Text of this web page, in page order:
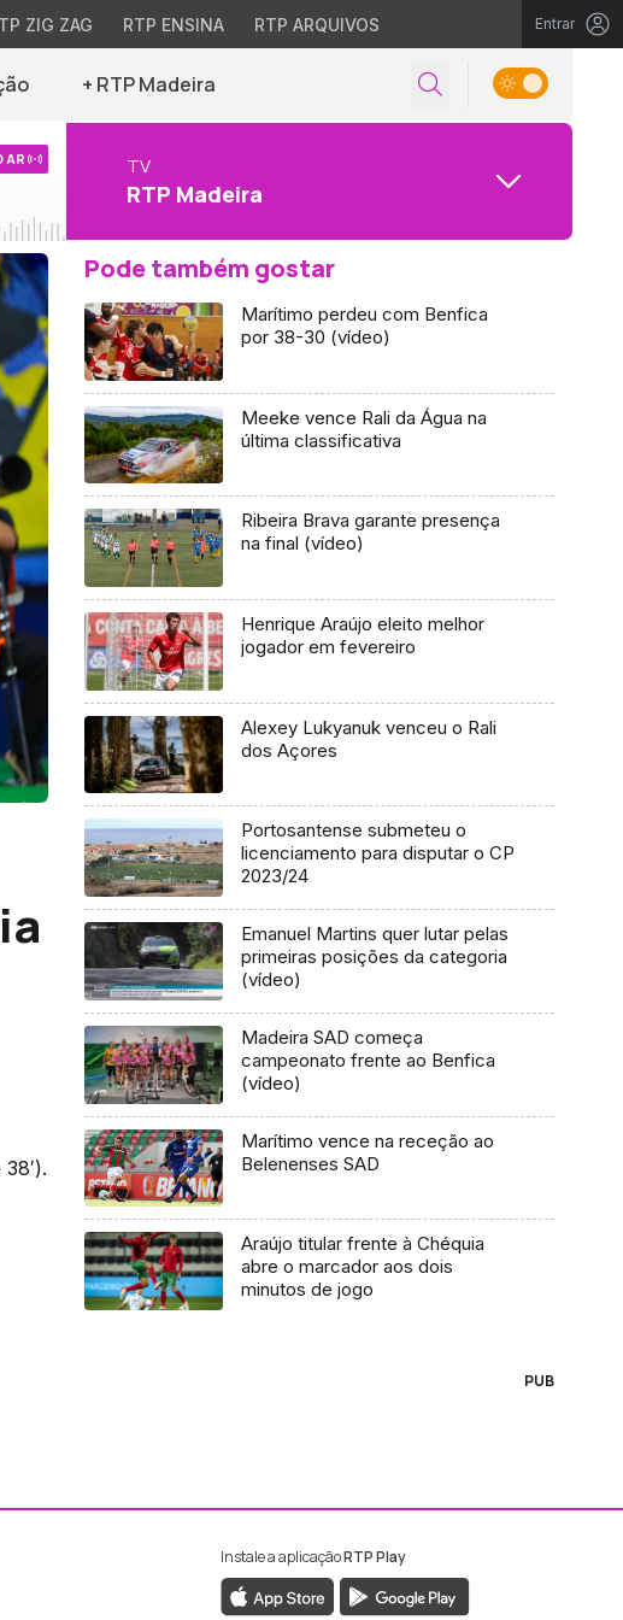
ZIG ZAG RTP ENSINA RTP ARQUIVOS Entrar
+ RTP Madeira
AR TV
RTP Madeira
Pode também gostar
Marítimo perdeu com Benfica
por 38-30 (vídeo)
Meeke vence Rali da Água na
última classificativa
Ribeira Brava garante presença
na final (vídeo)
Henrique Araújo eleito melhor
jogador em fevereiro
Alexey Lukyanuk venceu o Rali
dos Açores
Portosantense submeteu o
licenciamento para disputar o CP
2023/24
Emanuel Martins quer lutar pelas
primeiras posições da categoria
(vídeo)
Madeira SAD começa
campeonato frente ao Benfica
(vídeo)
Marítimo vence na receção ao
Belenenses SAD
Araújo titular frente à Chéquia
abre o marcador aos dois
minutos de jogo
PUB
Facebook da RTP Madeira
ao Instagram da RTP Madeira
Instale a aplicaçãoRTP Play